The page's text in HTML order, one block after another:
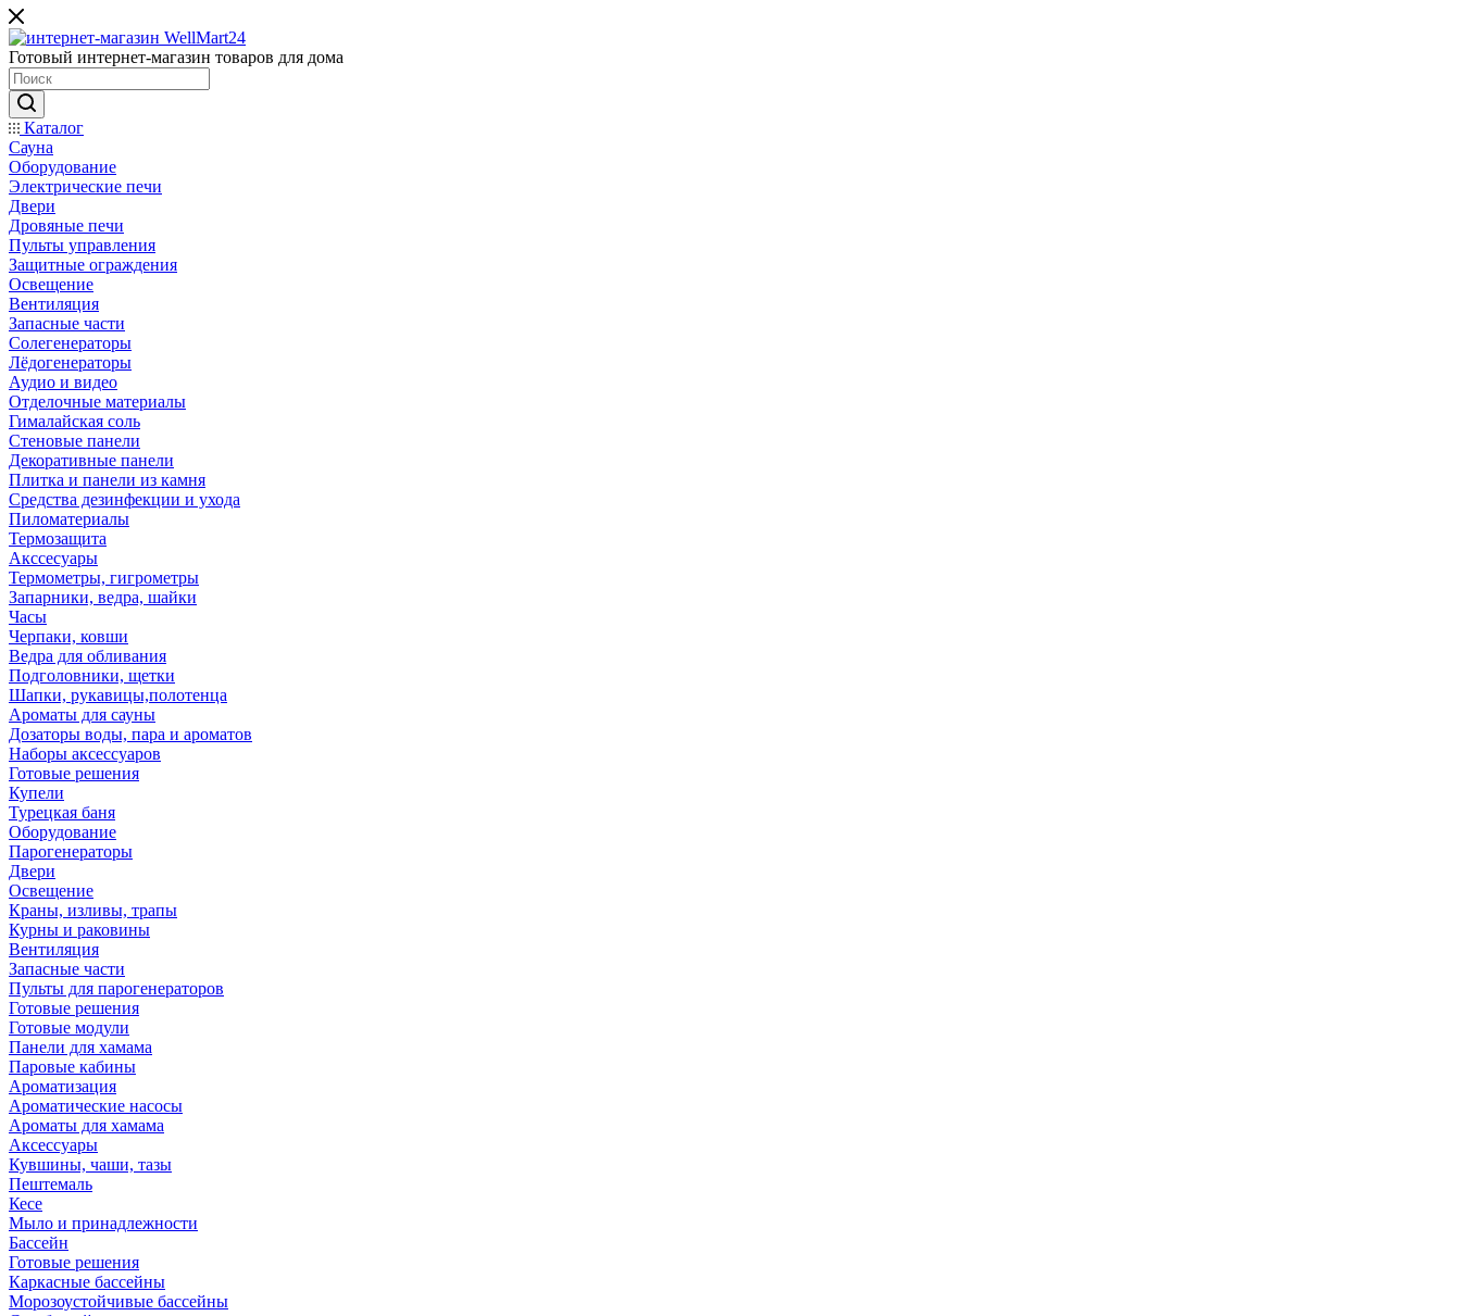
Готовый интернет-магазин товаров для дома
Каталог
Сауна
Оборудование
Электрические печи
Двери
Дровяные печи
Пульты управления
Защитные ограждения
Освещение
Вентиляция
Запасные части
Солегенераторы
Лёдогенераторы
Аудио и видео
Отделочные материалы
Гималайская соль
Стеновые панели
Декоративные панели
Плитка и панели из камня
Средства дезинфекции и ухода
Пиломатериалы
Термозащита
Аксcесуары
Термометры, гигрометры
Запарники, ведра, шайки
Часы
Черпаки, ковши
Ведра для обливания
Подголовники, щетки
Шапки, рукавицы,полотенца
Ароматы для сауны
Дозаторы воды, пара и ароматов
Наборы аксессуаров
Готовые решения
Купели
Турецкая баня
Оборудование
Парогенераторы
Двери
Освещение
Краны, изливы, трапы
Курны и раковины
Вентиляция
Запасные части
Пульты для парогенераторов
Готовые решения
Готовые модули
Панели для хамама
Паровые кабины
Ароматизация
Ароматические насосы
Ароматы для хамама
Аксессуары
Кувшины, чаши, тазы
Пештемаль
Кесе
Мыло и принадлежности
Бассейн
Готовые решения
Каркасные бассейны
Морозоустойчивые бассейны